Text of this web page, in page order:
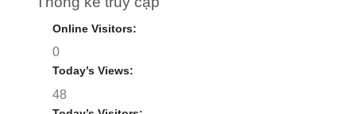
Online Visitors:
0
Today’s Views:
48